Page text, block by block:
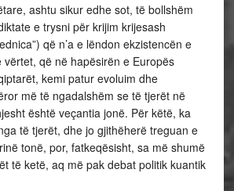
ashtu sikur edhe sot, të bollshëm
e trysni për krijim krijesash
që n’a e lëndon ekzistencën e
vërtet, që në hapësirën e Europës
kemi patur evoluim dhe
më të ngadalshëm se të tjerët në
është veçantia jonë. Për këtë, ka
të tjerët, dhe jo gjithëherë treguan e
tonë, por, fatkeqësisht, sa më shumë
të ketë, aq më pak debat politik kuantik